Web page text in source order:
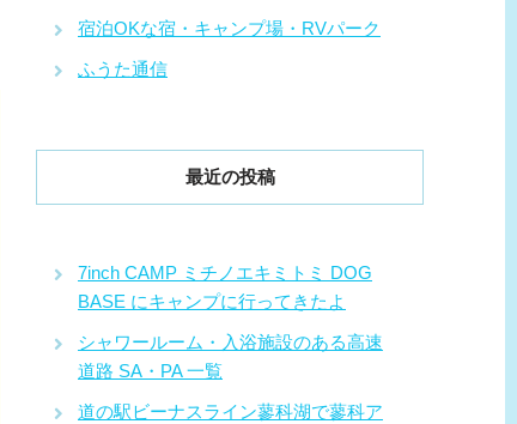
宿泊OKな宿・キャンプ場・RVパーク
ふうた通信
最近の投稿
7inch CAMP ミチノエキミトミ DOG
BASE にキャンプに行ってきたよ
シャワールーム・入浴施設のある高速
道路 SA・PA 一覧
道の駅ビーナスライン蓼科湖で蓼科ア